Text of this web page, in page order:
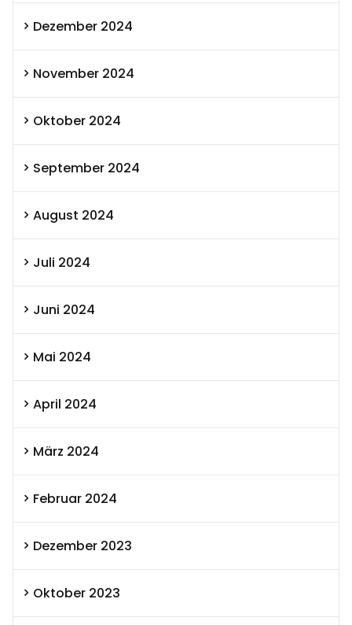
Dezember 2024
November 2024
Oktober 2024
September 2024
August 2024
Juli 2024
Juni 2024
Mai 2024
April 2024
März 2024
Februar 2024
Dezember 2023
Oktober 2023